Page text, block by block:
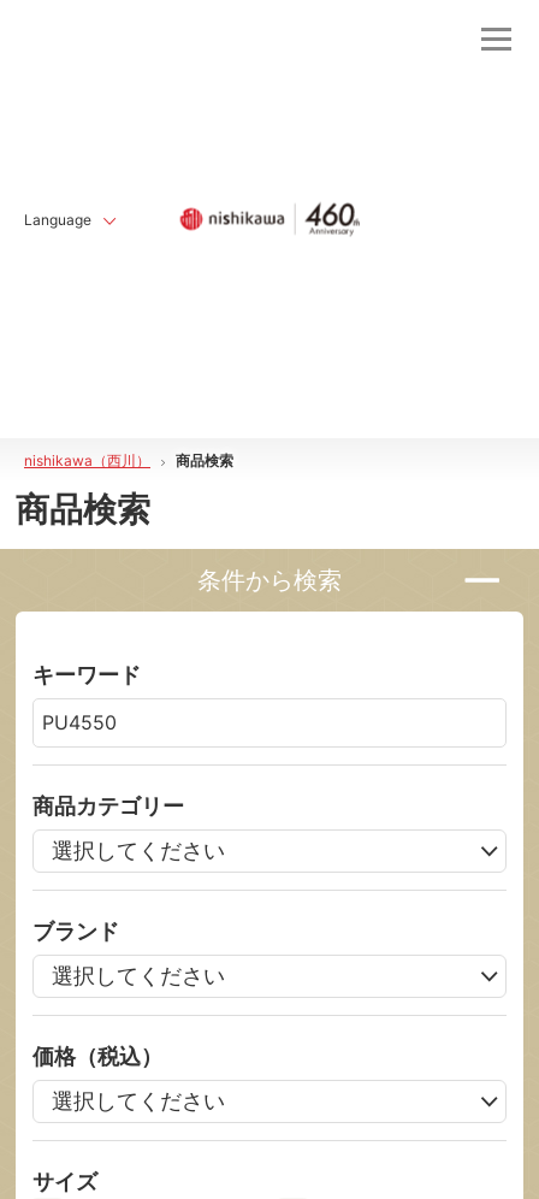
Language
nishikawa（西川） 商品検索
商品検索
条件から検索
キーワード
商品カテゴリー
ブランド
価格（税込）
サイズ